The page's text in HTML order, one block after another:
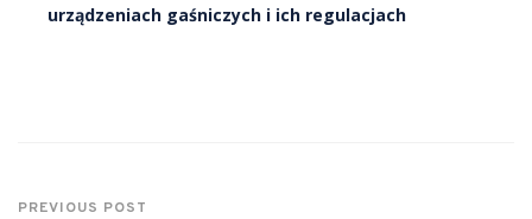
urządzeniach gaśniczych i ich regulacjach
PREVIOUS POST